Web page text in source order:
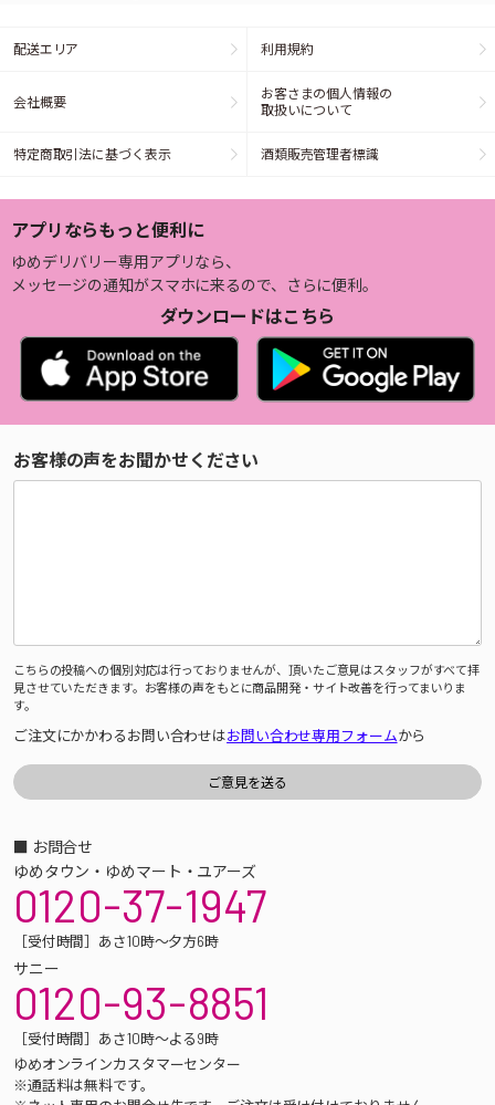
配送エリア 利用規約
会社概要
お客さまの個人情報の
取扱いについて
特定商取引法に基づく表示 酒類販売管理者標識
アプリならもっと便利に
ゆめデリバリー専用アプリなら、
メッセージの通知がスマホに来るので、さらに便利。
ダウンロードはこちら
お客様の声をお聞かせください
こちらの投稿への個別対応は行っておりませんが、頂いたご意見はスタッフがすべて拝
見させていただきます。お客様の声をもとに商品開発・サイト改善を行ってまいりま
す。
ご注文にかかわるお問い合わせはお問い合わせ専用フォームから
■ お問合せ
ゆめタウン・ゆめマート・ユアーズ
0120-37-1947
［受付時間］あさ10時～夕方6時
サニー
0120-93-8851
［受付時間］あさ10時～よる9時
ゆめオンラインカスタマーセンター
※通話料は無料です。